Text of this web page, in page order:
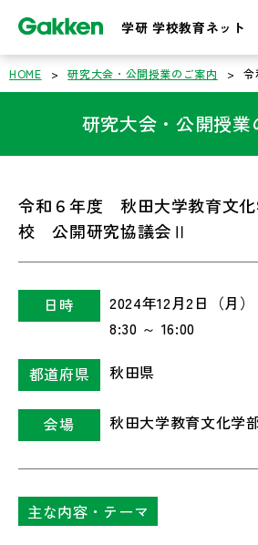
学研 学校教育ネット
HOME > 研究大会・公開授業のご案内 >
研究大会・公開授業
令和６年度 秋田大学教育文化
校 公開研究協議会Ⅱ
日時
2024年12月2日（月）
8:30 ～ 16:00
都道府県 秋田県
会場 秋田大学教育文化学
主な内容・テーマ